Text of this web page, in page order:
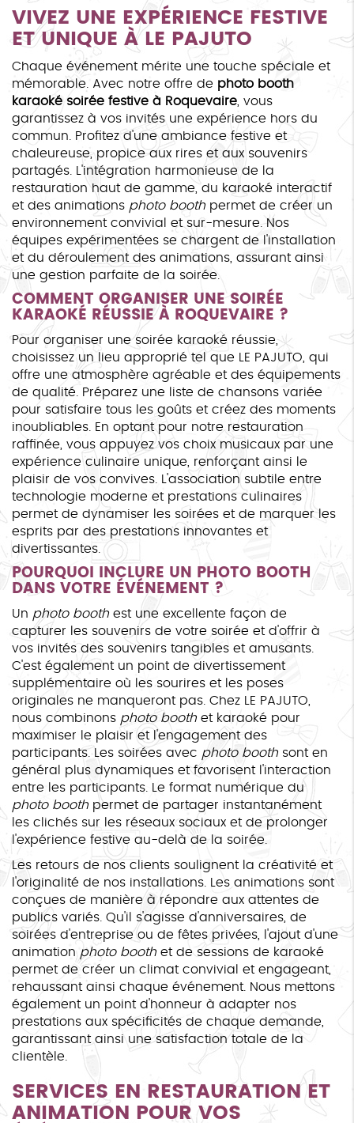
VIVEZ UNE EXPÉRIENCE FESTIVE
ET UNIQUE À LE PAJUTO
Chaque événement mérite une touche spéciale et
mémorable. Avec notre offre de photo booth
karaoké soirée festive à Roquevaire , vous
garantissez à vos invités une expérience hors du
commun. Profitez d'une ambiance festive et
chaleureuse, propice aux rires et aux souvenirs
partagés. L'intégration harmonieuse de la
restauration haut de gamme, du karaoké interactif
et des animations photo booth permet de créer un
environnement convivial et sur-mesure. Nos
équipes expérimentées se chargent de l'installation
et du déroulement des animations, assurant ainsi
une gestion parfaite de la soirée.
COMMENT ORGANISER UNE SOIRÉE
KARAOKÉ RÉUSSIE À ROQUEVAIRE ?
Pour organiser une soirée karaoké réussie,
choisissez un lieu approprié tel que LE PAJUTO, qui
offre une atmosphère agréable et des équipements
de qualité. Préparez une liste de chansons variée
pour satisfaire tous les goûts et créez des moments
inoubliables. En optant pour notre restauration
raffinée, vous appuyez vos choix musicaux par une
expérience culinaire unique, renforçant ainsi le
plaisir de vos convives. L'association subtile entre
technologie moderne et prestations culinaires
permet de dynamiser les soirées et de marquer les
esprits par des prestations innovantes et
divertissantes.
POURQUOI INCLURE UN PHOTO BOOTH
DANS VOTRE ÉVÉNEMENT ?
Un photo booth est une excellente façon de
capturer les souvenirs de votre soirée et d'offrir à
vos invités des souvenirs tangibles et amusants.
C'est également un point de divertissement
supplémentaire où les sourires et les poses
originales ne manqueront pas. Chez LE PAJUTO,
nous combinons photo booth et karaoké pour
maximiser le plaisir et l'engagement des
participants. Les soirées avec photo booth sont en
général plus dynamiques et favorisent l'interaction
entre les participants. Le format numérique du
photo booth permet de partager instantanément
les clichés sur les réseaux sociaux et de prolonger
l'expérience festive au-delà de la soirée.
Les retours de nos clients soulignent la créativité et
l'originalité de nos installations. Les animations sont
conçues de manière à répondre aux attentes de
publics variés. Qu'il s'agisse d'anniversaires, de
soirées d'entreprise ou de fêtes privées, l'ajout d'une
animation photo booth et de sessions de karaoké
permet de créer un climat convivial et engageant,
rehaussant ainsi chaque événement. Nous mettons
également un point d'honneur à adapter nos
prestations aux spécificités de chaque demande,
garantissant ainsi une satisfaction totale de la
clientèle.
SERVICES EN RESTAURATION ET
ANIMATION POUR VOS